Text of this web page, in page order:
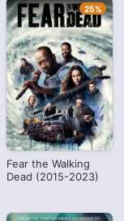
Fear the Walking
Dead (2015-2023)
25%